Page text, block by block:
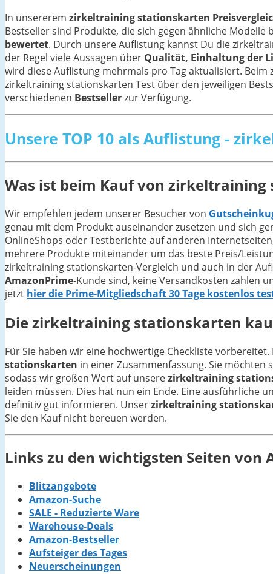
In unsererem zirkeltraining stationskarten
Bestseller sind Produkte, die sich gegen ähnliche
bewertet. Durch unsere Auflistung kannst Du die
der Regel viele Aussagen über Qualität, Einhaltung der
wird diese Auflistung mehrmals pro Tag aktualisiert.
zirkeltraining stationskarten Test über den jeweiligen
verschiedenen Bestsellerzur Verfügung.
Unsere TOP 10 als Auflistung -
Was ist beim Kauf von
Wir empfehlen jedem unserer Besucher von
genau mit dem Produkt auseinander zusetzen und sich
OnlineShops oder Testberichte auf anderen
mehrere Produkte miteinander um das beste Preis/
zirkeltraining stationskarten-Vergleich und auch in der
AmazonPrime-Kunde sind, keine Versandkosten zahlen
jetzt hier die Prime-Mitgliedschaft 30 Tage kostenlos
Diezirkeltraining stationskarten
Für Sie haben wir eine hochwertige Checkliste
stationskarten in einer Zusammenfassung. Sie möchten
sodass wir großen Wert auf unserezirkeltraining
leiden müssen. Dies hat nun ein Ende. Eine ausführliche
definitiv gut informieren. Unserzirkeltraining
Sie den Kauf nicht bereuen werden.
Links zu den wichtigsten Seiten von
Blitzangebote
Amazon-Suche
SALE - Reduzierte Ware
Warehouse-Deals
Amazon-Bestseller
Aufsteiger des Tages
Neuerscheinungen